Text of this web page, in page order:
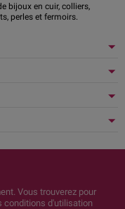
bijoux en cuir, colliers,
perles et fermoirs.
Vous trouverez pour
conditions d'utilisation